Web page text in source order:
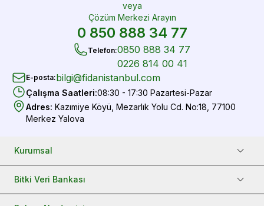
veya
Çözüm Merkezi Arayın
0 850 888 34 77
Telefon:0850 888 34 77
0226 814 00 41
E-posta:bilgi@fidanistanbul.com
Çalışma Saatleri:08:30 - 17:30 Pazartesi-Pazar
Adres: Kazımiye Köyü, Mezarlık Yolu Cd. No:18, 77100
Merkez Yalova
Kurumsal
Bitki Veri Bankası